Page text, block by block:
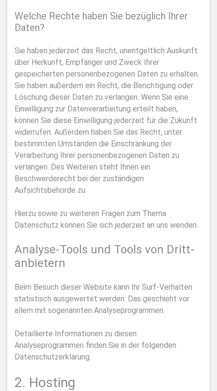
Welche Rechte haben Sie bezüglich Ihrer
Daten?
Sie haben jederzeit das Recht, unentgeltlich Auskunft
über Herkunft, Empfänger und Zweck Ihrer
gespeicherten personenbezogenen Daten zu erhalten.
Sie haben außerdem ein Recht, die Berichtigung oder
Löschung dieser Daten zu verlangen. Wenn Sie eine
Einwilligung zur Datenverarbeitung erteilt haben,
können Sie diese Einwilligung jederzeit für die Zukunft
widerrufen. Außerdem haben Sie das Recht, unter
bestimmten Umständen die Einschränkung der
Verarbeitung Ihrer personenbezogenen Daten zu
verlangen. Des Weiteren steht Ihnen ein
Beschwerderecht bei der zuständigen
Aufsichtsbehörde zu.
Hierzu sowie zu weiteren Fragen zum Thema
Datenschutz können Sie sich jederzeit an uns wenden.
Analyse-Tools und Tools von Dritt­
anbietern
Beim Besuch dieser Website kann Ihr Surf-Verhalten
statistisch ausgewertet werden. Das geschieht vor
allem mit sogenannten Analyseprogrammen.
Detaillierte Informationen zu diesen
Analyseprogrammen finden Sie in der folgenden
Datenschutzerklärung.
2. Hosting